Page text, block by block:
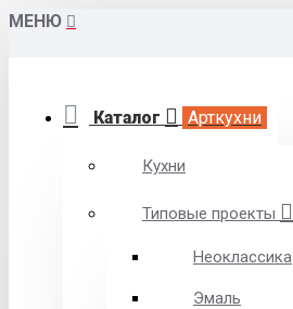
МЕНЮ
Каталог Арткухни
Кухни
Типовые проекты
Неоклассика
Эмаль